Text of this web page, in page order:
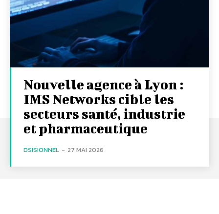
Nouvelle agence à Lyon :
IMS Networks cible les
secteurs santé, industrie
et pharmaceutique
DSISIONNEL - 27 MAI 2026